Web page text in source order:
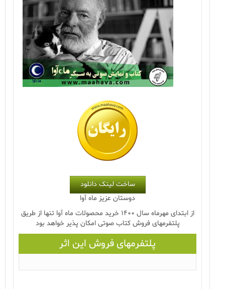
ساخت لینک دانلود
دوستان عزیز ماه آوا
از ابتدای مهرماه سال ۱۴۰۰ خرید محصولات ماه آوا تنها از طریق
پلتفرمهای فروش کتاب صوتی امکان پذیر خواهد بود
پلتفرمهای فروش این اثر